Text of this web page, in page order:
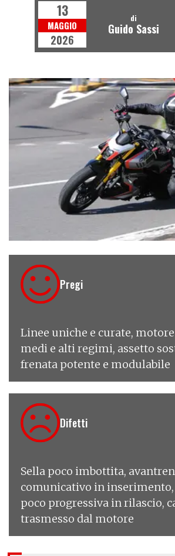
13
MAGGIO
2026
di
Guido Sassi
€ 6
Pregi
Linee uniche e curate,
medi e alti regimi, assetto
frenata potente e modulabile
Difetti
Sella poco imbottita,
comunicativo in
poco progressiva in rilascio,
trasmesso dal motore